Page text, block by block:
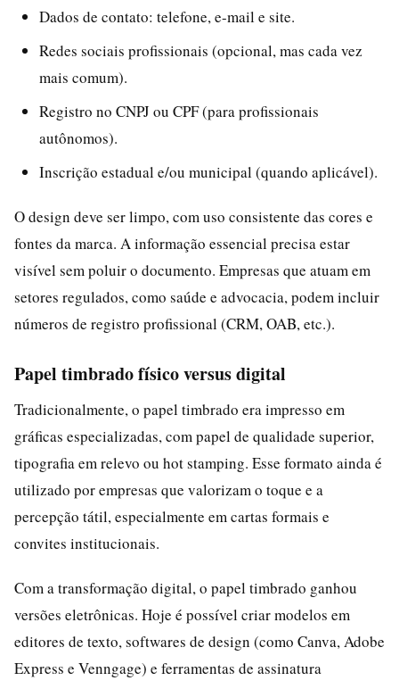
Dados de contato: telefone, e-mail e site.
Redes sociais profissionais (opcional, mas cada vez
mais comum).
Registro no CNPJ ou CPF (para profissionais
autônomos).
Inscrição estadual e/ou municipal (quando aplicável).
O design deve ser limpo, com uso consistente das cores e
fontes da marca. A informação essencial precisa estar
visível sem poluir o documento. Empresas que atuam em
setores regulados, como saúde e advocacia, podem incluir
números de registro profissional (CRM, OAB, etc.).
Papel timbrado físico versus digital
Tradicionalmente, o papel timbrado era impresso em
gráficas especializadas, com papel de qualidade superior,
tipografia em relevo ou hot stamping. Esse formato ainda é
utilizado por empresas que valorizam o toque e a
percepção tátil, especialmente em cartas formais e
convites institucionais.
Com a transformação digital, o papel timbrado ganhou
versões eletrônicas. Hoje é possível criar modelos em
editores de texto, softwares de design (como Canva, Adobe
Express e Venngage) e ferramentas de assinatura